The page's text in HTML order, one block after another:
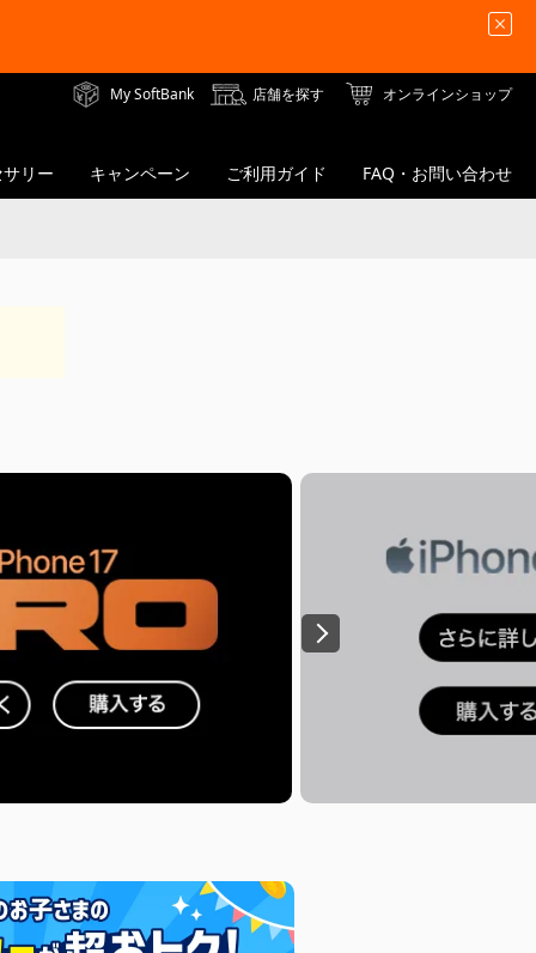
My SoftBank 店舗を探す オンラインショップ
リー キャンペーン ご利用ガイド FAQ・お問い合わせ